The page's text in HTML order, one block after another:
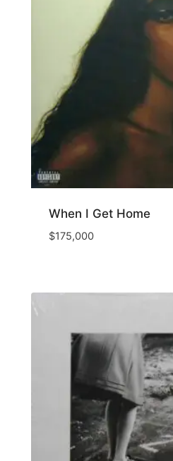
When I Get Home
$175,000